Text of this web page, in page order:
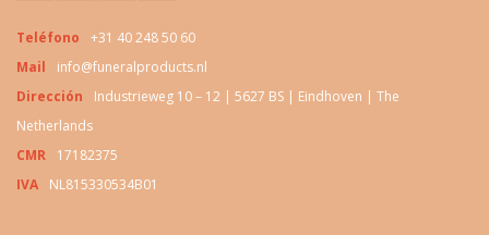
Teléfono
+31 40 248 50 60
Mail
info@funeralproducts.nl
Dirección
Industrieweg 10 – 12 | 5627 BS | Eindhoven | The
Netherlands
CMR
17182375
IVA
NL815330534B01